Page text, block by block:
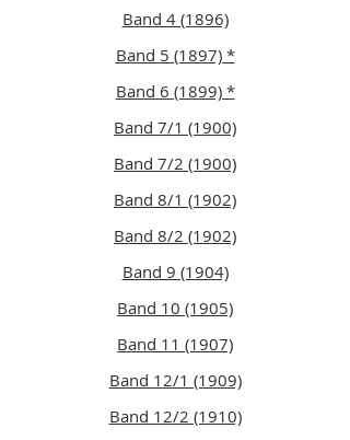
Band 4 (1896)
Band 5 (1897) *
Band 6 (1899) *
Band 7/1 (1900)
Band 7/2 (1900)
Band 8/1 (1902)
Band 8/2 (1902)
Band 9 (1904)
Band 10 (1905)
Band 11 (1907)
Band 12/1 (1909)
Band 12/2 (1910)